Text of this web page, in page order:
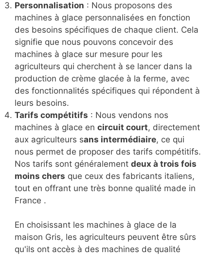
Personnalisation : Nous proposons des
machines à glace personnalisées en fonction
des besoins spécifiques de chaque client. Cela
signifie que nous pouvons concevoir des
machines à glace sur mesure pour les
agriculteurs qui cherchent à se lancer dans la
production de crème glacée à la ferme, avec
des fonctionnalités spécifiques qui répondent à
leurs besoins.
Tarifs compétitifs : Nous vendons nos
machines à glace en circuit court, directement
aux agriculteurs sans intermédiaire, ce qui
nous permet de proposer des tarifs compétitifs.
Nos tarifs sont généralement deux à trois fois
moins chers que ceux des fabricants italiens,
tout en offrant une très bonne qualité made in
France .
En choisissant les machines à glace de la
maison Gris, les agriculteurs peuvent être sûrs
qu'ils ont accès à des machines de qualité